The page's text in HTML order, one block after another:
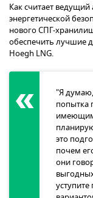
Как считает
энергетической
нового СПГ-
обеспечить лучшие
Hoegh LNG.
"Я
попытка
это
почем
они